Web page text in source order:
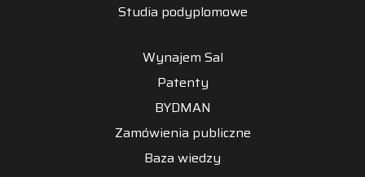
Studia podyplomowe
Wynajem Sal
Patenty
BYDMAN
Zamówienia publiczne
Baza wiedzy